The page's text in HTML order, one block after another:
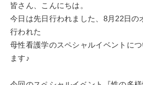
皆さん、こんにちは。
今日は先日行われました、8月22日の
行われた
母性看護学のスペシャルイベントに
ます♪